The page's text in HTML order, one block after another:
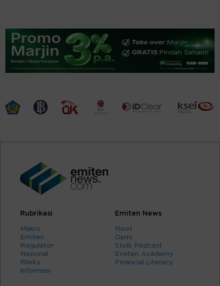
Rubrikasi
Makro
Emiten
Regulator
Nasional
Rileks
Informasi
Emiten News
Riset
Opini
Stolk Podcast
Emiten Academy
Financial Literacy